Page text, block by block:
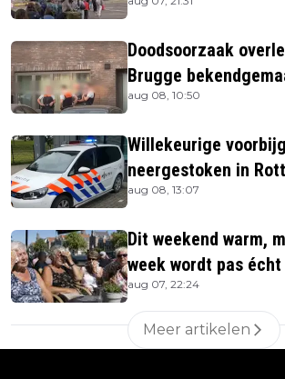
Doodsoorzaak
Brugge
aug 08, 10:50
Willekeurige
neergestoken in
aug 08, 13:07
Dit weekend warm,
week wordt pas
aug 07, 22:24
Meer artikelen